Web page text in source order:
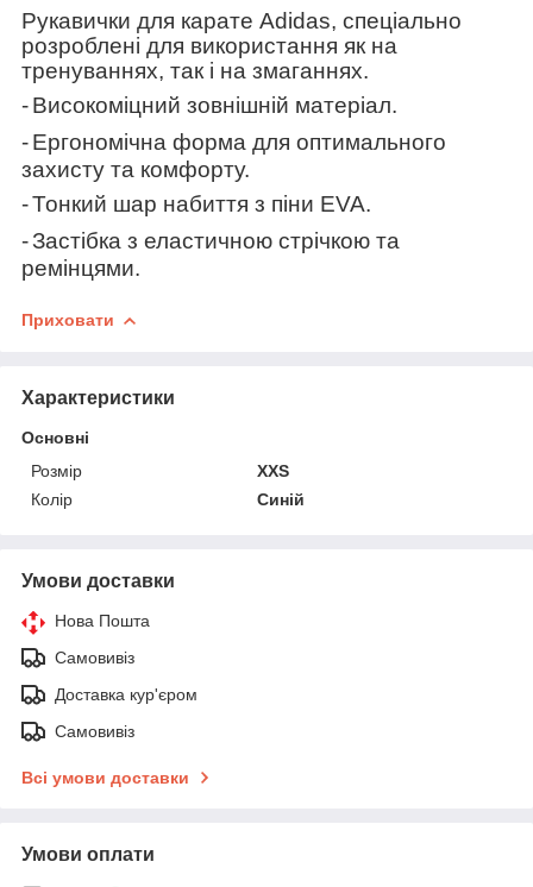
Рукавички для карате Adidas, спеціально
розроблені для використання як на
тренуваннях, так і на змаганнях.
-Високоміцний зовнішній матеріал.
-Ергономічна форма для оптимального
захисту та комфорту.
-Тонкий шар набиття з піни EVA.
-Застібка з еластичною стрічкою та
ремінцями.
Приховати
Характеристики
Основні
Розмір
XXS
Колір
Синій
Умови доставки
Нова Пошта
Самовивіз
Доставка кур'єром
Самовивіз
Всі умови доставки
Умови оплати